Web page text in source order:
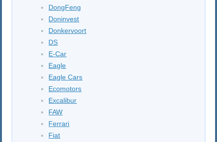
DongFeng
Doninvest
Donkervoort
DS
E-Car
Eagle
Eagle Cars
Ecomotors
Excalibur
FAW
Ferrari
Fiat